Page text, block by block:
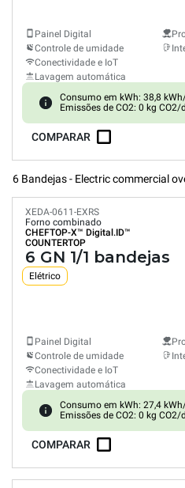
Painel Digital
Controle de umidade
Conectividade e IoT
Lavagem automática
Consumo em kWh: 38,8
Emissões de CO2: 0 kg CO2/
COMPARAR
6 Bandejas - Electric commercial
XEDA-0611-EXRS
Forno combinado
CHEFTOP-X™ Digital.ID™
COUNTERTOP
6 GN 1/1 bandejas
Elétrico
Painel Digital
Controle de umidade
Conectividade e IoT
Lavagem automática
Consumo em kWh: 27,4
Emissões de CO2: 0 kg CO2/
COMPARAR